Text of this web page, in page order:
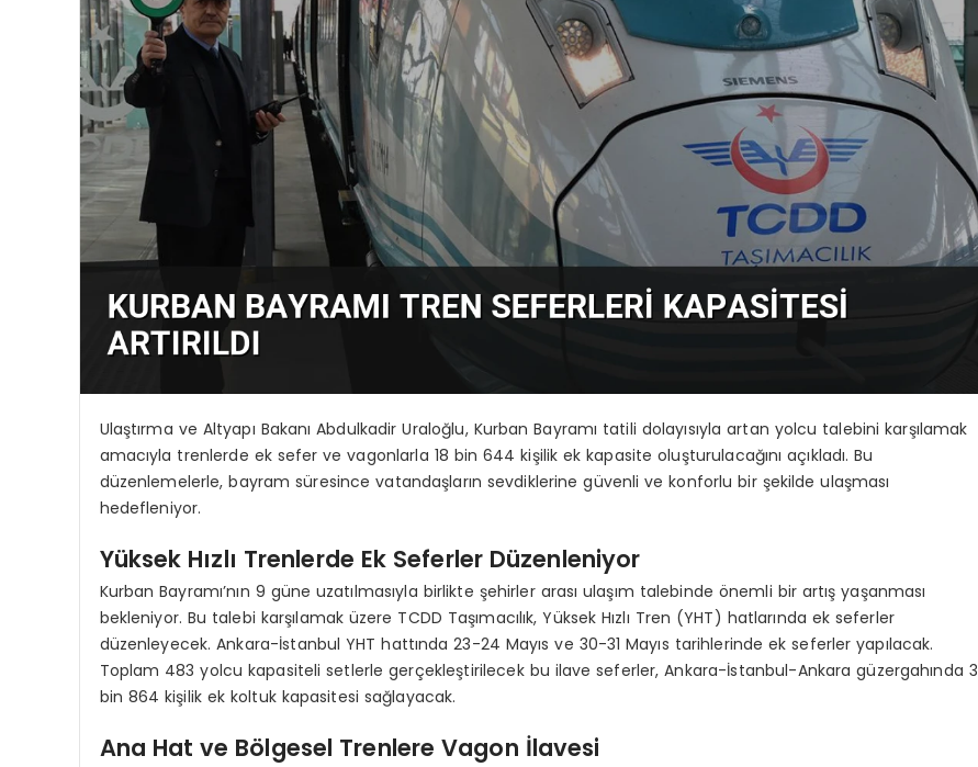
Ulaştırma ve Altyapı Bakanı Abdulkadir Uraloğlu, Kurban Bayramı tatili dolayısıyla artan yolcu talebini karşılamak
amacıyla trenlerde ek sefer ve vagonlarla 18 bin 644 kişilik ek kapasite oluşturulacağını açıkladı. Bu
düzenlemelerle, bayram süresince vatandaşların sevdiklerine güvenli ve konforlu bir şekilde ulaşması
hedefleniyor.
Yüksek Hızlı Trenlerde Ek Seferler Düzenleniyor
Kurban Bayramı’nın 9 güne uzatılmasıyla birlikte şehirler arası ulaşım talebinde önemli bir artış yaşanması
bekleniyor. Bu talebi karşılamak üzere TCDD Taşımacılık, Yüksek Hızlı Tren (YHT) hatlarında ek seferler
düzenleyecek. Ankara-İstanbul YHT hattında 23-24 Mayıs ve 30-31 Mayıs tarihlerinde ek seferler yapılacak.
Toplam 483 yolcu kapasiteli setlerle gerçekleştirilecek bu ilave seferler, Ankara-İstanbul-Ankara güzergahında 3
bin 864 kişilik ek koltuk kapasitesi sağlayacak.
Ana Hat ve Bölgesel Trenlere Vagon İlavesi